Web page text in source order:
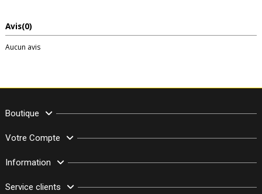
Avis(0)
Aucun avis
Boutique
Votre Compte
Information
Service clients